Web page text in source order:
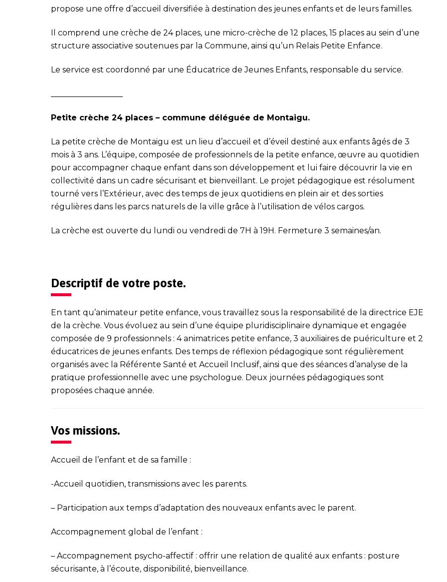
propose une offre d’accueil diversifiée à destination des jeunes enfants et de leurs familles.
Il comprend une crèche de 24 places, une micro-crèche de 12 places, 15 places au sein d’une
structure associative soutenues par la Commune, ainsi qu’un Relais Petite Enfance.
Le service est coordonné par une Éducatrice de Jeunes Enfants, responsable du service.
Petite crèche 24 places – commune déléguée de Montaigu.
La petite crèche de Montaigu est un lieu d’accueil et d’éveil destiné aux enfants âgés de 3
mois à 3 ans. L’équipe, composée de professionnels de la petite enfance, œuvre au quotidien
pour accompagner chaque enfant dans son développement et lui faire découvrir la vie en
collectivité dans un cadre sécurisant et bienveillant. Le projet pédagogique est résolument
tourné vers l’Extérieur, avec des temps de jeux quotidiens en plein air et des sorties
régulières dans les parcs naturels de la ville grâce à l’utilisation de vélos cargos.
La crèche est ouverte du lundi ou vendredi de 7H à 19H. Fermeture 3 semaines/an.
Descriptif de votre poste.
En tant qu’animateur petite enfance, vous travaillez sous la responsabilité de la directrice EJE
de la crèche. Vous évoluez au sein d’une équipe pluridisciplinaire dynamique et engagée
composée de 9 professionnels : 4 animatrices petite enfance, 3 auxiliaires de puériculture et 2
éducatrices de jeunes enfants. Des temps de réflexion pédagogique sont régulièrement
organisés avec la Référente Santé et Accueil Inclusif, ainsi que des séances d’analyse de la
pratique professionnelle avec une psychologue. Deux journées pédagogiques sont
proposées chaque année.
Vos missions.
Accueil de l’enfant et de sa famille :
-Accueil quotidien, transmissions avec les parents.
– Participation aux temps d’adaptation des nouveaux enfants avec le parent.
Accompagnement global de l’enfant :
– Accompagnement psycho-affectif : offrir une relation de qualité aux enfants : posture
sécurisante, à l’écoute, disponibilité, bienveillance.